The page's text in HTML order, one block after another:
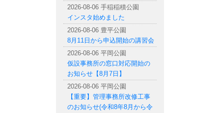
2026-08-06 手稲稲積公園
インスタ始めました
2026-08-06 豊平公園
8月11日から申込開始の講習会
2026-08-06 平岡公園
仮設事務所の窓口対応開始の
お知らせ【8月7日】
2026-08-06 平岡公園
【重要】管理事務所改修工事
のお知らせ(令和8年8月から令